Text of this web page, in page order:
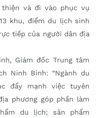
và đi vào phục vụ
khu, điểm du lịch sinh
tiếp của người dân địa
Giám đốc Trung tâm
Ninh Bình: “Ngành du
đẩy mạnh việc tuyên
phương góp phần làm
du lịch; sản phẩm